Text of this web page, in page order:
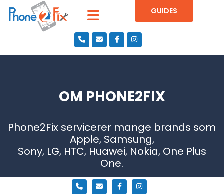
GUIDES
OM PHONE2FIX
Phone2Fix servicerer mange brands som
Apple, Samsung,
Sony, LG, HTC, Huawei, Nokia, One Plus
One.